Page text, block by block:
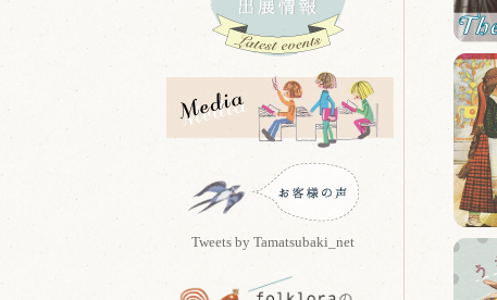
Tweets by Tamatsubaki_net